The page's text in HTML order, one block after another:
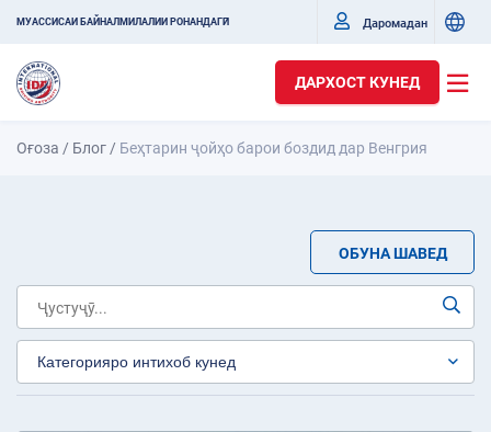
МУАССИСАИ БАЙНАЛМИЛАЛИИ РОНАНДАГӢ Даромадан
ДАРХОСТ КУНЕД
Оғоза / Блог / Беҳтарин ҷойҳо барои боздид дар Венгрия
ОБУНА ШАВЕД